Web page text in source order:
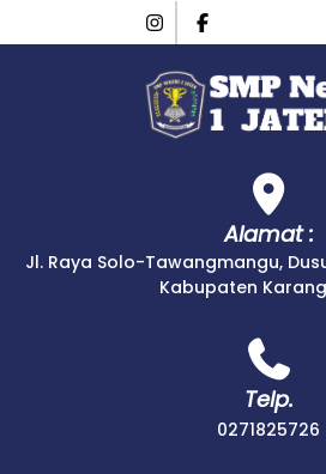
Alamat :
Jl. Raya Solo-Tawangmangu,
Kabupaten
Telp.
0271825726